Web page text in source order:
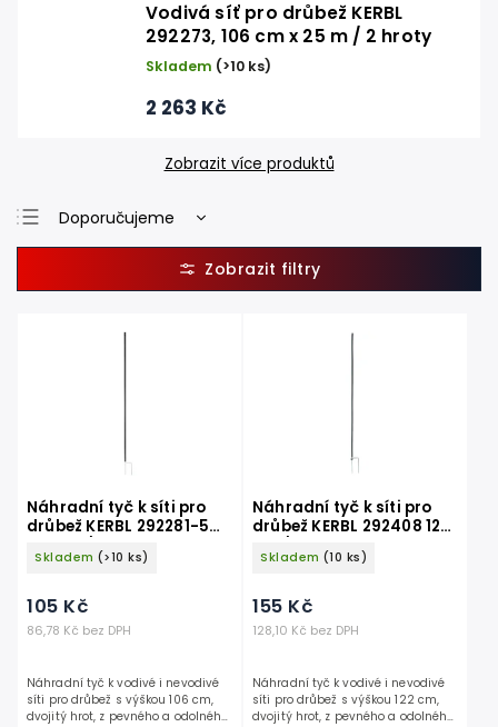
Vodivá síť pro drůbež KERBL
292273, 106 cm x 25 m / 2 hroty
Skladem (>10 ks)
2 263 Kč
Zobrazit více produktů
Doporučujeme
Nejlevnější
Nejdražší
Náhradní tyč k síti pro
drůbež KERBL 292281-5
106 cm / 2 hroty, černá
Skladem (>10 ks)
86,78 Kč bez DPH
105 Kč
Náhradní tyč k vodivé i nevodivé
síti pro drůbež s výškou 106 cm,
dvojitý hrot, z pevného a odolného
Náhradní tyč k síti pro
drůbež KERBL 292408 122
cm / 2 hroty, PREMIUM,
šedá
Skladem (10 ks)
128,10 Kč bez DPH
155 Kč
Náhradní tyč k vodivé i nevodivé
síti pro drůbež s výškou 122 cm,
dvojitý hrot, z pevného a odolného